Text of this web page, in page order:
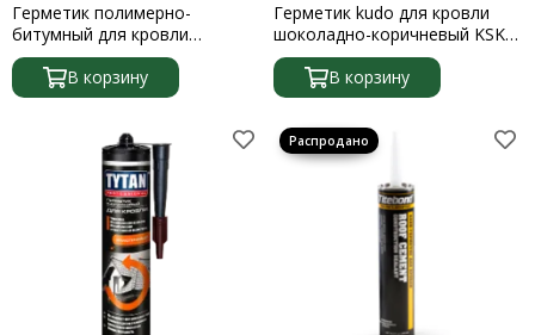
Герметик полимерно-
битумный для кровли
быстросохнущий Quelid
черный 280мл
В корзину
Герметик kudo для кровли
шоколадно-коричневый KSK-
146 280мл Kudo
В корзину